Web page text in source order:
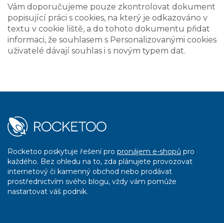
Vám doporučujeme pouze zkontrolovat dokument
popisující práci s cookies, na který je odkazováno v
textu v cookie liště, a do tohoto dokumentu přidat
informaci, že souhlasem s Personalizovanými cookies
uživatelé dávají souhlas i s novým typem dat.
Rocketoo poskytuje řešení pro pronájem e-shopů pro
každého. Bez ohledu na to, zda plánujete provozovat
internetový či kamenný obchod nebo prodávat
prostřednictvím svého blogu, vždy vám pomůže
nastartovat váš podnik.